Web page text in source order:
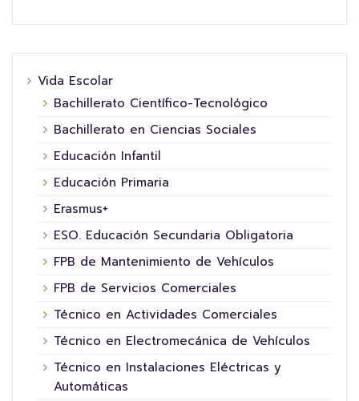
Vida Escolar
Bachillerato Científico-Tecnológico
Bachillerato en Ciencias Sociales
Educación Infantil
Educación Primaria
Erasmus+
ESO. Educación Secundaria Obligatoria
FPB de Mantenimiento de Vehículos
FPB de Servicios Comerciales
Técnico en Actividades Comerciales
Técnico en Electromecánica de Vehículos
Técnico en Instalaciones Eléctricas y
Automáticas